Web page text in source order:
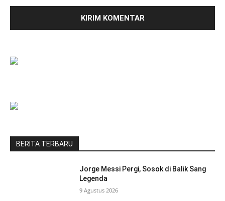
BERITA TERBARU
Jorge Messi Pergi, Sosok di Balik Sang
Legenda
9 Agustus 2026